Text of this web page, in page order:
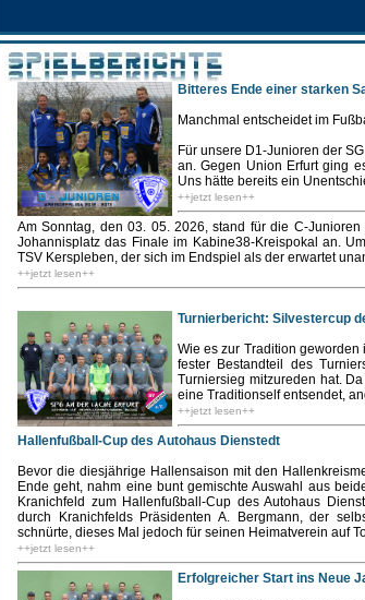
Bitteres Ende einer starken
Manchmal entscheidet im
Für unsere D1-Junioren der
an. Gegen Union Erfurt ging
Uns hätte bereits ein
++jetzt lesen++
Am Sonntag, den 03. 05. 2026, stand für die C-
Johannisplatz das Finale im Kabine38-Kreispokal an.
TSV Kerspleben, der sich im Endspiel als der erwartet
++jetzt lesen++
Turnierbericht: Silvestercup
Wie es zur Tradition geworden
fester Bestandteil des
Turniersieg mitzureden hat.
eine Traditionself entsendet,
++jetzt lesen++
Hallenfußball-Cup des Autohaus Dienstedt
Bevor die diesjährige Hallensaison mit den
Ende geht, nahm eine bunt gemischte Auswahl aus
Kranichfeld zum Hallenfußball-Cup des Autohaus
durch Kranichfelds Präsidenten A. Bergmann, der
schnürte, dieses Mal jedoch für seinen Heimatverein auf
++jetzt lesen++
Erfolgreicher Start ins Neue